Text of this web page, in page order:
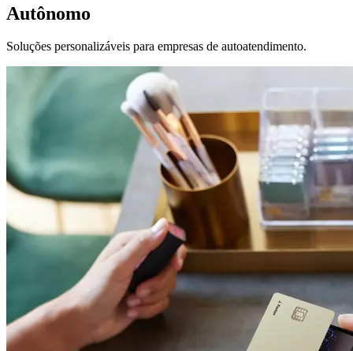
Autônomo
Soluções personalizáveis para empresas de autoatendimento.